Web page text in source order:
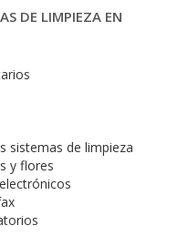
DE LIMPIEZA EN
sistemas de limpieza
y flores